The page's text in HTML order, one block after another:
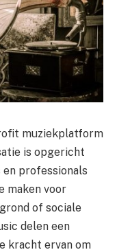
muziekplatform
is opgericht
professionals
maken voor
of sociale
delen een
kracht ervan om